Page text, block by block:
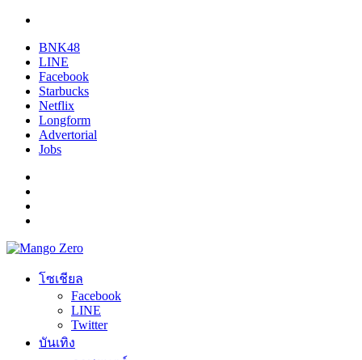
BNK48
LINE
Facebook
Starbucks
Netflix
Longform
Advertorial
Jobs
โซเชียล
Facebook
LINE
Twitter
บันเทิง